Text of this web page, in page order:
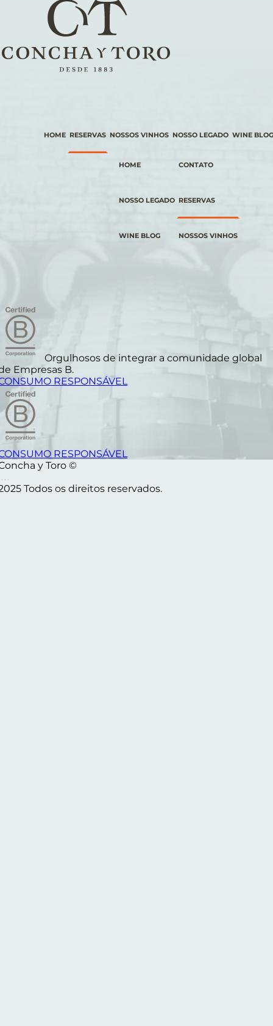
HOME RESERVAS NOSSOS VINHOS NOSSO LEGADO WINE
HOME
NOSSO LEGADO
WINE BLOG
CONTATO
RESERVAS
NOSSOS VINHOS
Orgulhosos de integrar a comunidade global
Empresas B.
RESPONSÁVEL
RESPONSÁVEL
y Toro ©
Todos os direitos reservados.